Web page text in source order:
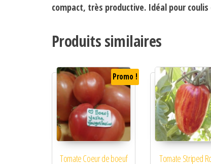
compact, très productive. Idéal pour
Produits similaires
Promo !
Tomate Coeur de boeuf Tomate Striped